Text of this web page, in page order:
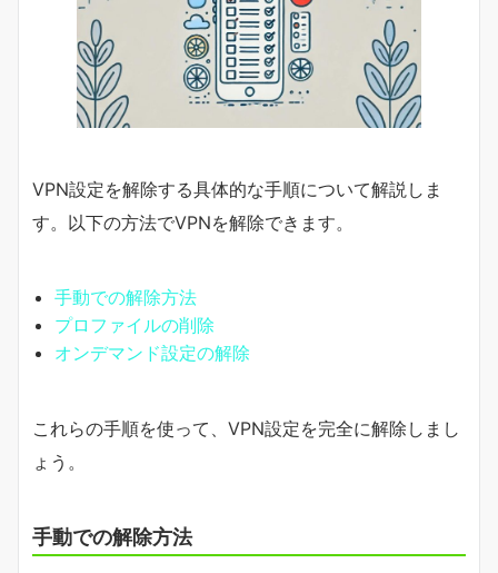
VPN設定を解除する具体的な手順について解説しま
す。以下の方法でVPNを解除できます。
手動での解除方法
プロファイルの削除
オンデマンド設定の解除
これらの手順を使って、VPN設定を完全に解除しまし
ょう。
手動での解除方法